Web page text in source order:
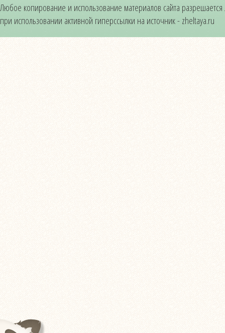
Любое копирование и использование материалов сайта
при использовании активной гиперссылки на источник - zheltaya.ru